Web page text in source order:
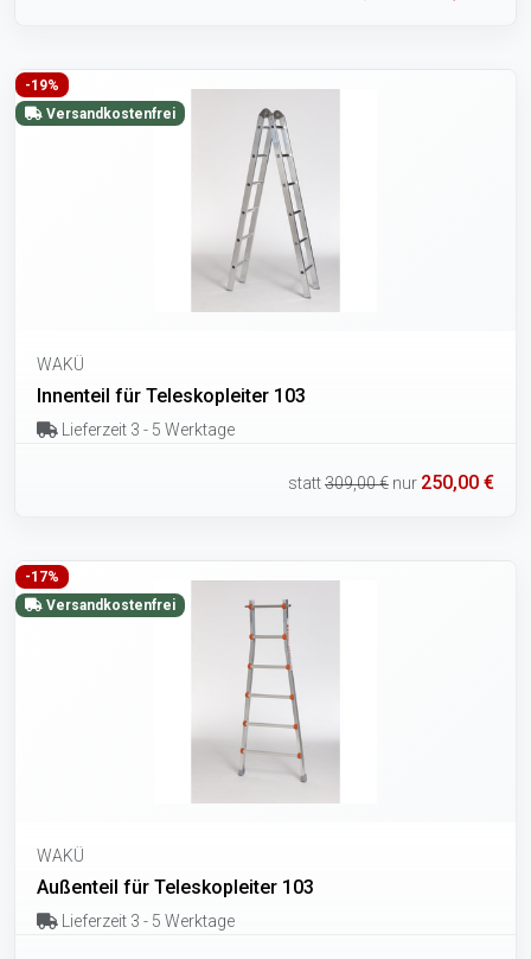
-19%
Versandkostenfrei
WAKÜ
Innenteil für Teleskopleiter 103
Lieferzeit 3 - 5 Werktage
statt309,00 € nur 250,00 €
-17%
Versandkostenfrei
WAKÜ
Außenteil für Teleskopleiter 103
Lieferzeit 3 - 5 Werktage